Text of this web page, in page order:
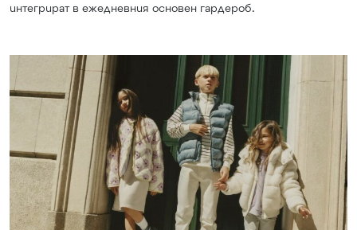
интегрират в ежедневния основен гардероб.